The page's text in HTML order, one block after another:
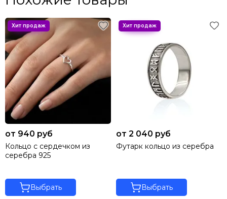
от 940 руб
Кольцо с сердечком из
серебра 925
Выбрать
от 2 040 руб
Футарк кольцо из серебра
Выбрать